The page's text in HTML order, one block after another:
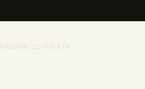
НАЈАВА ДОГАЂАЈА